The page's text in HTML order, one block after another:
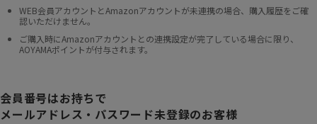
WEB会員アカウントとAmazonアカウントが未連携の場合、購入履歴をご確
認いただけません。
ご購入時にAmazonアカウントとの連携設定が完了している場合に限り、
AOYAMAポイントが付与されます。
会員番号はお持ちで
メールアドレス・パスワード未登録のお客様